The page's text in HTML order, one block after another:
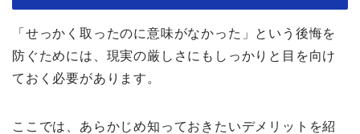
「せっかく取ったのに意味がなかった」という後悔を
防ぐためには、現実の厳しさにもしっかりと目を向け
ておく必要があります。
ここでは、あらかじめ知っておきたいデメリットを紹